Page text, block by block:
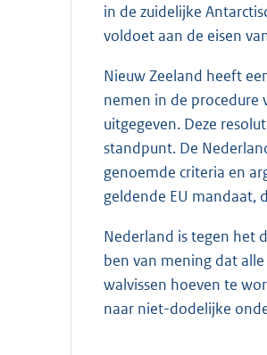
in de zuidelijke
voldoet aan de eisen
Nieuw Zeeland heeft
nemen in de procedure
uitgegeven. Deze
standpunt. De
genoemde criteria en
geldende EU mandaat,
Nederland is tegen het
ben van mening dat
walvissen hoeven te
naar niet-dodelijke